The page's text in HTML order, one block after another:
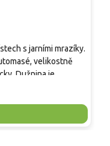
s jarními mrazíky.
velikostně
Dužnina je
má vyrovnaný poměr
přímé konzumaci, do
i mražení.